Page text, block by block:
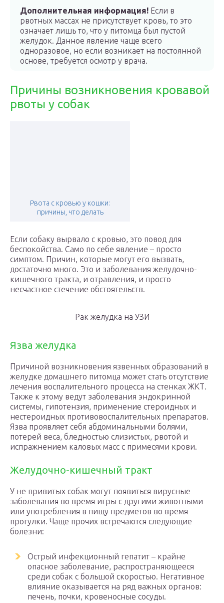
Дополнительная информация! Если в
рвотных массах не присутствует кровь, то это
означает лишь то, что у питомца был пустой
желудок. Данное явление чаще всего
одноразовое, но если возникает на постоянной
основе, требуется осмотр у врача.
Причины возникновения кровавой
рвоты у собак
Рвота с кровью у кошки:
причины, что делать
Если собаку вырвало с кровью, это повод для
беспокойства. Само по себе явление – просто
симптом. Причин, которые могут его вызвать,
достаточно много. Это и заболевания желудочно-
кишечного тракта, и отравления, и просто
несчастное стечение обстоятельств.
Рак желудка на УЗИ
Язва желудка
Причиной возникновения язвенных образований в
желудке домашнего питомца может стать отсутствие
лечения воспалительного процесса на стенках ЖКТ.
Также к этому ведут заболевания эндокринной
системы, гипотензия, применение стероидных и
нестероидных противовоспалительных препаратов.
Язва проявляет себя абдоминальными болями,
потерей веса, бледностью слизистых, рвотой и
испражнением каловых масс с примесями крови.
Желудочно-кишечный тракт
У не привитых собак могут появиться вирусные
заболевания во время игры с другими животными
или употребления в пищу предметов во время
прогулки. Чаще прочих встречаются следующие
болезни:
Острый инфекционный гепатит – крайне
опасное заболевание, распространяющееся
среди собак с большой скоростью. Негативное
влияние оказывается на ряд важных органов:
печень, почки, кровеносные сосуды.